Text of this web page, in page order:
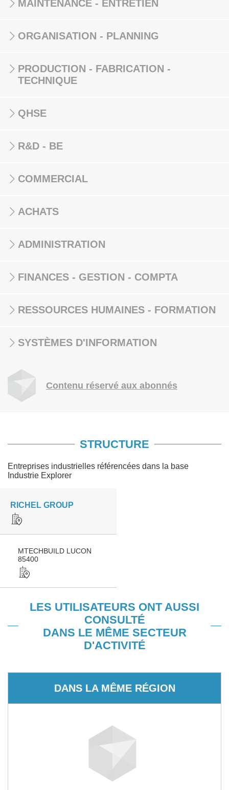
MAINTENANCE - ENTRETIEN
ORGANISATION - PLANNING
PRODUCTION - FABRICATION -
TECHNIQUE
QHSE
R&D - BE
COMMERCIAL
ACHATS
ADMINISTRATION
FINANCES - GESTION - COMPTA
RESSOURCES HUMAINES - FORMATION
SYSTÈMES D'INFORMATION
Contenu réservé aux abonnés
STRUCTURE
Entreprises industrielles référencées dans la base
Industrie Explorer
RICHEL GROUP
MTECHBUILD LUCON
85400
LES UTILISATEURS ONT AUSSI
CONSULTÉ
DANS LE MÊME SECTEUR
D'ACTIVITÉ
DANS LA MÊME RÉGION